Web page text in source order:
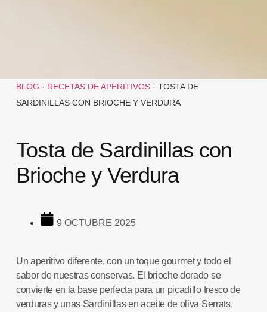
BLOG · RECETAS DE APERITIVOS· TOSTA DE
SARDINILLAS CON BRIOCHE Y VERDURA
Tosta de Sardinillas con
Brioche y Verdura
9 OCTUBRE 2025
Un aperitivo diferente, con un toque gourmet y todo el
sabor de nuestras conservas. El brioche dorado se
convierte en la base perfecta para un picadillo fresco de
verduras y unas Sardinillas en aceite de oliva Serrats,